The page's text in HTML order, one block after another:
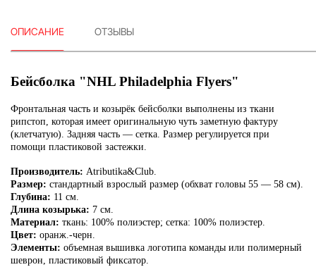
ОПИСАНИЕ ОТЗЫВЫ
Бейсболка "NHL Philadelphia Flyers"
Фронтальная часть и козырёк бейсболки выполнены из ткани
рипстоп, которая имеет оригинальную чуть заметную фактуру
(клетчатую). Задняя часть — сетка. Размер регулируется при
помощи пластиковой застежки.
Производитель: Atributika&Club.
Размер: стандартный взрослый размер (обхват головы 55 — 58 см).
Глубина: 11 см.
Длина козырька: 7 см.
Материал: ткань: 100% полиэстер; сетка: 100% полиэстер.
Цвет: оранж.-черн.
Элементы: объемная вышивка логотипа команды или полимерный
шеврон, пластиковый фиксатор.